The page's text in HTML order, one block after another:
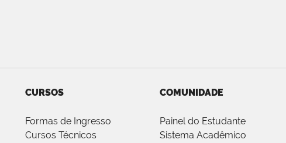
CURSOS
Formas de Ingresso
Cursos Técnicos
COMUNIDADE
Painel do Estudante
Sistema Acadêmico